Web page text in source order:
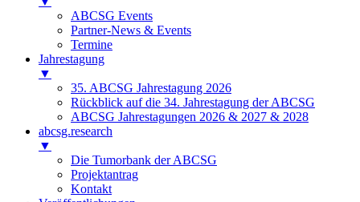
ABCSG Events
Partner-News & Events
Termine
Jahrestagung
▼
35. ABCSG Jahrestagung 2026
Rückblick auf die 34. Jahrestagung der ABCSG
ABCSG Jahrestagungen 2026 & 2027 & 2028
abcsg.research
▼
Die Tumorbank der ABCSG
Projektantrag
Kontakt